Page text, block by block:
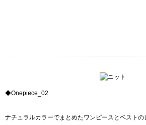
◆Onepiece_02
ナチュラルカラーでまとめたワンピースとベスト